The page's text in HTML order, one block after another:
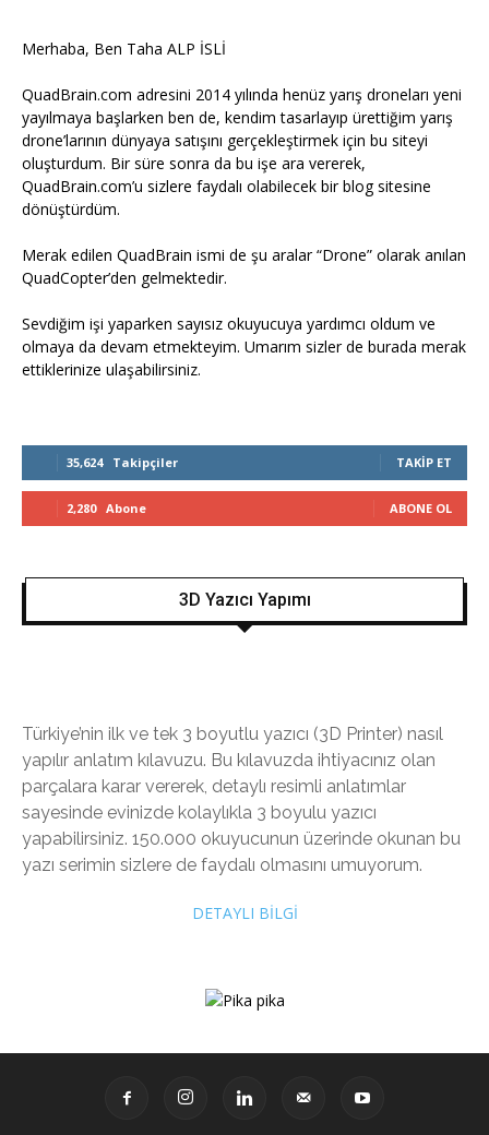
Merhaba, Ben Taha ALP İSLİ
QuadBrain.com adresini 2014 yılında henüz yarış droneları yeni
yayılmaya başlarken ben de, kendim tasarlayıp ürettiğim yarış
drone’larının dünyaya satışını gerçekleştirmek için bu siteyi
oluşturdum. Bir süre sonra da bu işe ara vererek,
QuadBrain.com’u sizlere faydalı olabilecek bir blog sitesine
dönüştürdüm.
Merak edilen QuadBrain ismi de şu aralar “Drone” olarak anılan
QuadCopter’den gelmektedir.
Sevdiğim işi yaparken sayısız okuyucuya yardımcı oldum ve
olmaya da devam etmekteyim. Umarım sizler de burada merak
ettiklerinize ulaşabilirsiniz.
35,624 Takipçiler TAKIP ET
2,280 Abone ABONE OL
3D Yazıcı Yapımı
Türkiye’nin ilk ve tek 3 boyutlu yazıcı (3D Printer) nasıl
yapılır anlatım kılavuzu. Bu kılavuzda ihtiyacınız olan
parçalara karar vererek, detaylı resimli anlatımlar
sayesinde evinizde kolaylıkla 3 boyulu yazıcı
yapabilirsiniz. 150.000 okuyucunun üzerinde okunan bu
yazı serimin sizlere de faydalı olmasını umuyorum.
DETAYLI BİLGİ